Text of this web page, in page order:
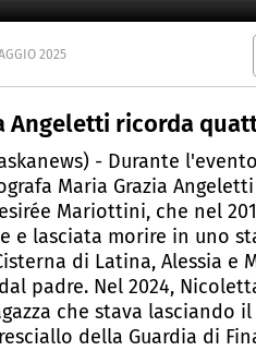
2025
Angeletti ricorda
- Durante
Maria Grazia
Mariottini, che nel
e lasciata morire in uno
di Latina, Alessia e
padre. Nel 2024,
che stava lasciando
della Guardia di